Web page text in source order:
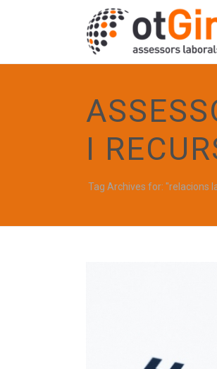
I
Tag Archives for: "relacions